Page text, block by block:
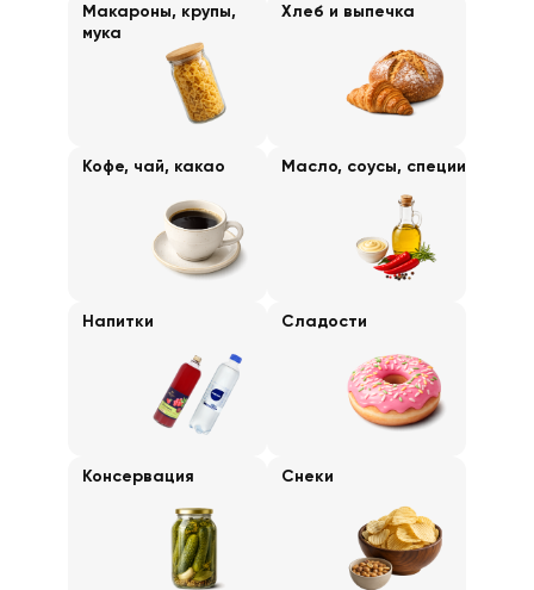
Макароны, крупы,
мука
Хлеб и выпечка
Кофе, чай, какао Масло, соусы, специи
Напитки Сладости
Консервация Снеки